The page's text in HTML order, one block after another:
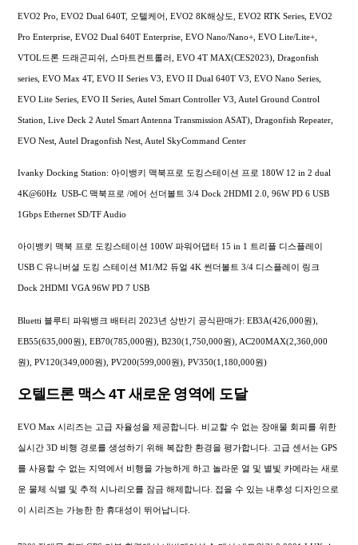
EVO2 Pro, EVO2 Dual 640T, 오텔케어, EVO2 8K해상도, EVO2 RTK Series, EVO2
Pro Enterprise, EVO2 Dual 640T Enterprise, EVO Nano/Nano+, EVO Lite/Lite+,
VTOL드론 드래곤피쉬, 스마트컨트롤러, EVO 4T MAX(CES2023), Dragonfish
series, EVO Max 4T, EVO II Series V3, EVO II Dual 640T V3, EVO Nano Series,
EVO Lite Series, EVO II Series, Autel Smart Controller V3, Autel Ground Control
Station, Live Deck 2 Autel Smart Antenna Transmission ASAT), Dragonfish Repeater,
EVO Nest, Autel Dragonfish Nest, Autel SkyCommand Center
Ivanky Docking Station: 아이뱅키 맥북프로 도킹스테이션 프로 180W 12 in 2 dual
4K@60Hz USB-C 맥북프로 /에어 선더볼트 3/4 Dock 2HDMI 2.0, 96W PD 6 USB
1Gbps Ethernet SD/TF Audio
아이뱅키 맥북 프로 도킹스테이션 100W 파워어댑터 15 in 1 트리플 디스플레이
USB C 유니버셜 도킹 스테이션 M1/M2 듀얼 4K 썬더볼트 3/4 디스플레이 링크
Dock 2HDMI VGA 96W PD 7 USB
Bluetti 블루티 파워뱅크 배터리 2023년 상반기 공식판매가: EB3A(426,000원),
EB55(635,000원), EB70(785,000원), B230(1,750,000원), AC200MAX(2,360,000
원), PV120(349,000원), PV200(599,000원), PV350(1,180,000원)
오텔드론 맥스 4T 새로운 영역에 도달
EVO Max 시리즈는 고급 자율성을 제공합니다. 비교할 수 없는 장애물 회피를 위한
실시간 3D 비행 경로를 생성하기 위해 복잡한 환경을 평가합니다. 고급 센서는 GPS
를 사용할 수 없는 지역에서 비행을 가능하게 하고 놀라운 열 및 별빛 카메라는 새로
운 물체 식별 및 추적 시나리오를 잠금 해제합니다. 접을 수 있는 내후성 디자인으로
이 시리즈는 가능한 한 휴대성이 뛰어납니다.